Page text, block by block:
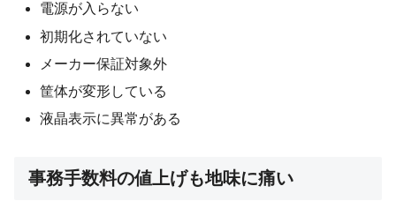
電源が入らない
初期化されていない
メーカー保証対象外
筐体が変形している
液晶表示に異常がある
事務手数料の値上げも地味に痛い